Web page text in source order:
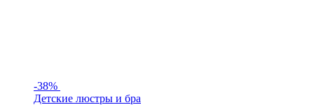
-38%
Детские люстры и бра